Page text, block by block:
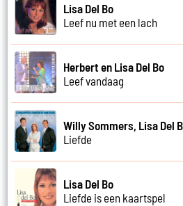
Lisa Del Bo
Leef nu met een lach
Herbert en Lisa Del Bo
Leef vandaag
Willy Sommers, Lisa Del
Liefde
Lisa Del Bo
Liefde is een kaartspel